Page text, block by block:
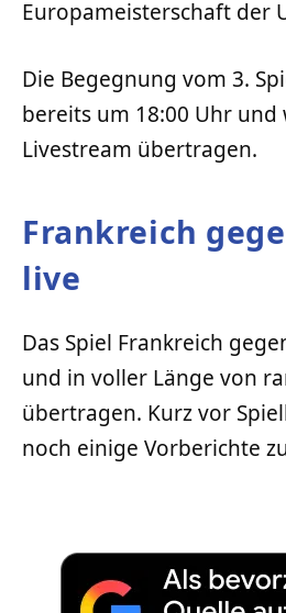
Europameisterschaft der
Die Begegnung vom 3.
bereits um 18:00 Uhr und
Livestream übertragen.
Frankreich
live
Das Spiel Frankreich
und in voller Länge von
übertragen. Kurz vor
noch einige Vorberichte